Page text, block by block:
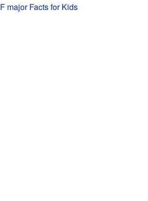
F major Facts for Kids